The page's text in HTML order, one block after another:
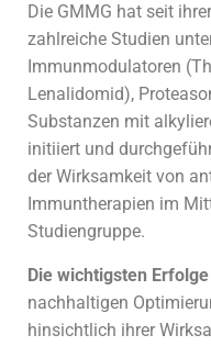
Die GMMG hat seit
zahlreiche Studien
Immunmodulatoren
Lenalidomid),
Substanzen mit
initiiert und
der Wirksamkeit von
Immuntherapien im
Studiengruppe.
Die wichtigsten Erfolge
nachhaltigen
hinsichtlich ihrer